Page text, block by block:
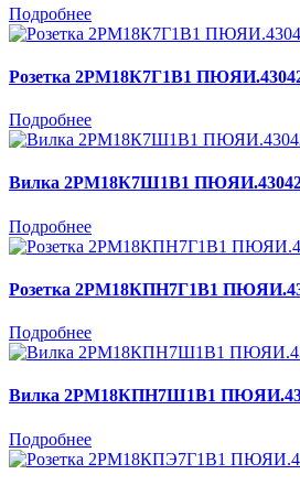
Подробнее
Розетка 2РМ18К7Г1В1
Подробнее
Вилка 2РМ18К7Ш1В1
Подробнее
Розетка 2РМ18КПН7Г1В1
Подробнее
Вилка 2РМ18КПН7Ш1В1
Подробнее